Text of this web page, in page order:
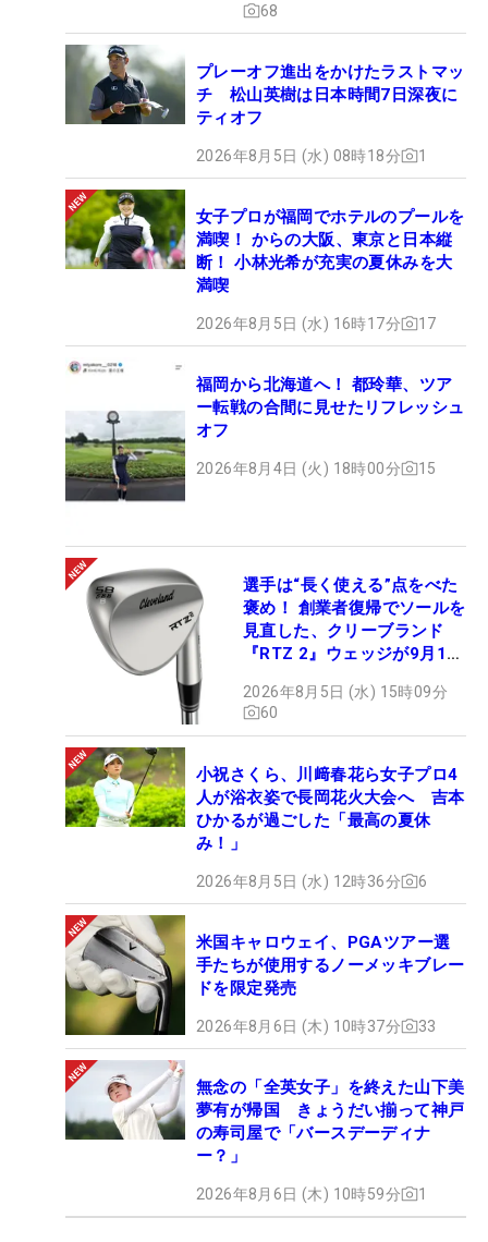
68
プレーオフ進出をかけたラストマッ
チ 松山英樹は日本時間7日深夜に
ティオフ
2026年8月5日 (水) 08時18分 1
女子プロが福岡でホテルのプールを
満喫！ からの大阪、東京と日本縦
断！ 小林光希が充実の夏休みを大
満喫
2026年8月5日 (水) 16時17分 17
福岡から北海道へ！ 都玲華、ツア
ー転戦の合間に見せたリフレッシュ
オフ
2026年8月4日 (火) 18時00分 15
選手は“長く使える”点をべた
褒め！ 創業者復帰でソールを
見直した、クリーブランド
『RTZ 2』ウェッジが9月12
2026年8月5日 (水) 15時09分
60
小祝さくら、川﨑春花ら女子プロ4
人が浴衣姿で長岡花火大会へ 吉本
ひかるが過ごした「最高の夏休
み！」
2026年8月5日 (水) 12時36分 6
米国キャロウェイ、PGAツアー選
手たちが使用するノーメッキブレー
ドを限定発売
2026年8月6日 (木) 10時37分 33
無念の「全英女子」を終えた山下美
夢有が帰国 きょうだい揃って神戸
の寿司屋で「バースデーディナ
ー？」
2026年8月6日 (木) 10時59分 1